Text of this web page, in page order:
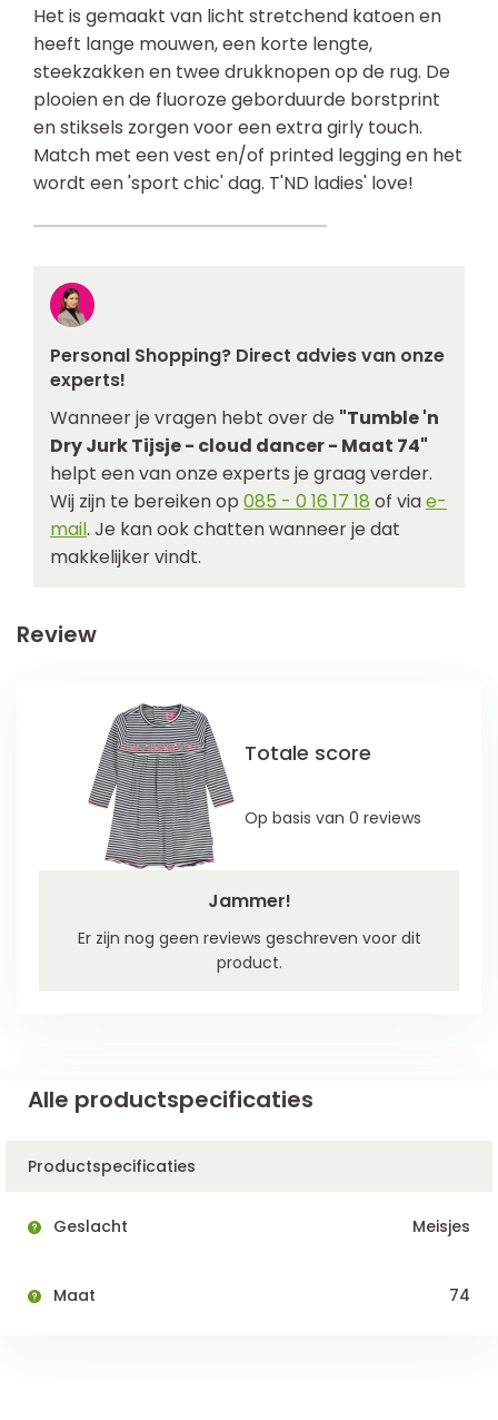
Het is gemaakt van licht stretchend katoen en
heeft lange mouwen, een korte lengte,
steekzakken en twee drukknopen op de rug. De
plooien en de fluoroze geborduurde borstprint
en stiksels zorgen voor een extra girly touch.
Match met een vest en/of printed legging en het
wordt een 'sport chic' dag. T'ND ladies' love!
Personal Shopping? Direct advies van onze
experts!
Wanneer je vragen hebt over de "Tumble 'n
Dry Jurk Tijsje - cloud dancer - Maat 74"
helpt een van onze experts je graag verder.
Wij zijn te bereiken op 085 - 0 16 17 18 of viae-
mail. Je kan ook chatten wanneer je dat
makkelijker vindt.
Review
Jammer!
Er zijn nog geen reviews geschreven voor dit
product.
Totale score
Op basis van 0 reviews
Alle productspecificaties
Productspecificaties
Geslacht Meisjes
Maat 74